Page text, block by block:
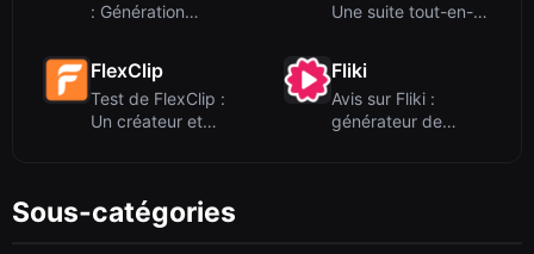
: Génération
Une suite tout-en-
FlexClip
Test de FlexClip :
Un créateur et
Fliki
Avis sur Fliki :
générateur de
Sous-catégories